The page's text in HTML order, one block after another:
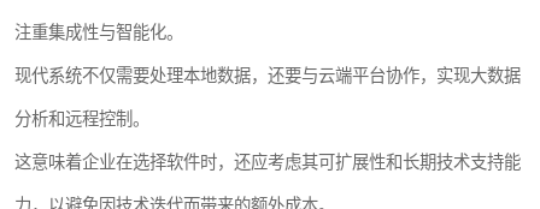
注重集成性与智能化。
现代系统不仅需要处理本地数据，还要与云端平台协作，实现大数据
分析和远程控制。
这意味着企业在选择软件时，还应考虑其可扩展性和长期技术支持能